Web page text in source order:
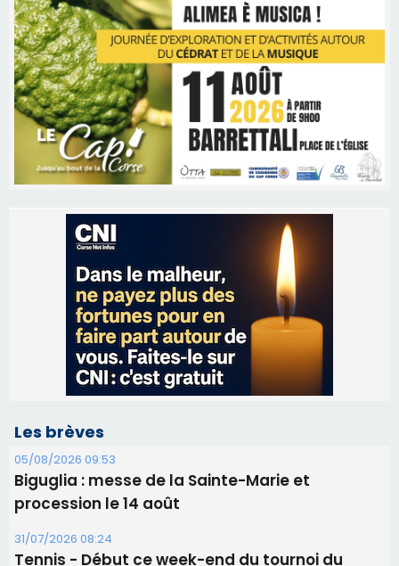
Les brèves
05/08/2026 09:53
Biguglia : messe de la Sainte-Marie et
procession le 14 août
31/07/2026 08:24
Tennis - Début ce week-end du tournoi du
31/07/2026 08:22
82ème anniversaire de la disparition du
Commandant Antoine de Saint Exupery
30/07/2026 10:16
Lecci : I Messageri en concert gratuit jeudi soir